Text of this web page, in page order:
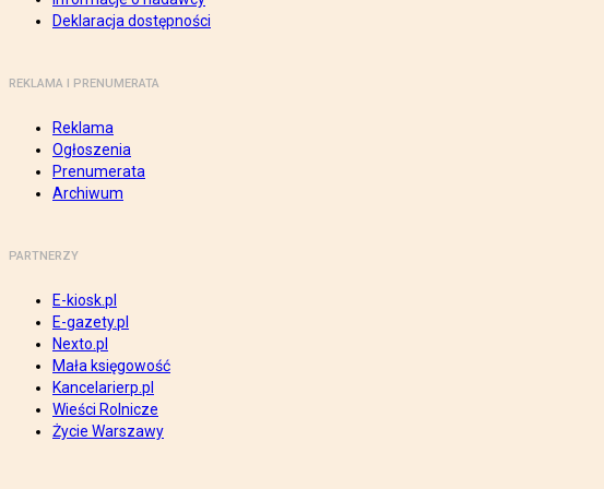
Deklaracja dostępności
REKLAMA I PRENUMERATA
Reklama
Ogłoszenia
Prenumerata
Archiwum
PARTNERZY
E-kiosk.pl
E-gazety.pl
Nexto.pl
Mała księgowość
Kancelarierp.pl
Wieści Rolnicze
Życie Warszawy